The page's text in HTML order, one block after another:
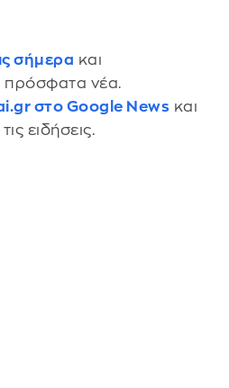
σήμερα και
πρόσφατα νέα.
στο Google News και
ειδήσεις.